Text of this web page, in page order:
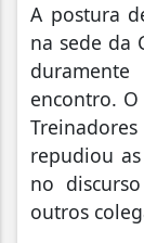
A postura
na sede da
encontro.
repudiou
no
outros